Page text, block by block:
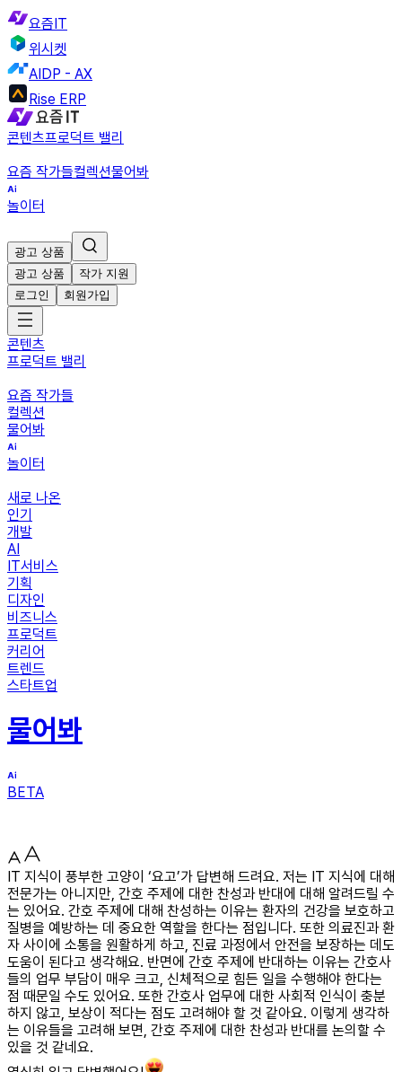
요즘IT
위시켓
AIDP - AX
Rise ERP
콘텐츠프로덕트 밸리
요즘 작가들컬렉션물어봐
놀이터
광고 상품
광고 상품
작가 지원
로그인
회원가입
콘텐츠
프로덕트 밸리
요즘 작가들
컬렉션
물어봐
놀이터
새로 나온
인기
개발
AI
IT서비스
기획
디자인
비즈니스
프로덕트
커리어
트렌드
스타트업
물어봐
BETA
IT 지식이 풍부한 고양이 ‘요고’가 답변해 드려요. 저는 IT 지식에 대해
전문가는 아니지만, 간호 주제에 대한 찬성과 반대에 대해 알려드릴 수
는 있어요. 간호 주제에 대해 찬성하는 이유는 환자의 건강을 보호하고
질병을 예방하는 데 중요한 역할을 한다는 점입니다. 또한 의료진과 환
자 사이에 소통을 원활하게 하고, 진료 과정에서 안전을 보장하는 데도
도움이 된다고 생각해요. 반면에 간호 주제에 반대하는 이유는 간호사
들의 업무 부담이 매우 크고, 신체적으로 힘든 일을 수행해야 한다는
점 때문일 수도 있어요. 또한 간호사 업무에 대한 사회적 인식이 충분
하지 않고, 보상이 적다는 점도 고려해야 할 것 같아요. 이렇게 생각하
는 이유들을 고려해 보면, 간호 주제에 대한 찬성과 반대를 논의할 수
있을 것 같네요.